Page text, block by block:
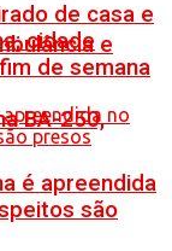
e
BA-250,
de casa e
cidade
de semana
é apreendida
são